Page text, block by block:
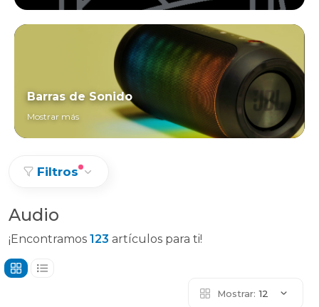
Barras de Sonido
Mostrar más
Filtros
Audio
¡Encontramos 123 artículos para ti!
Mostrar: 12